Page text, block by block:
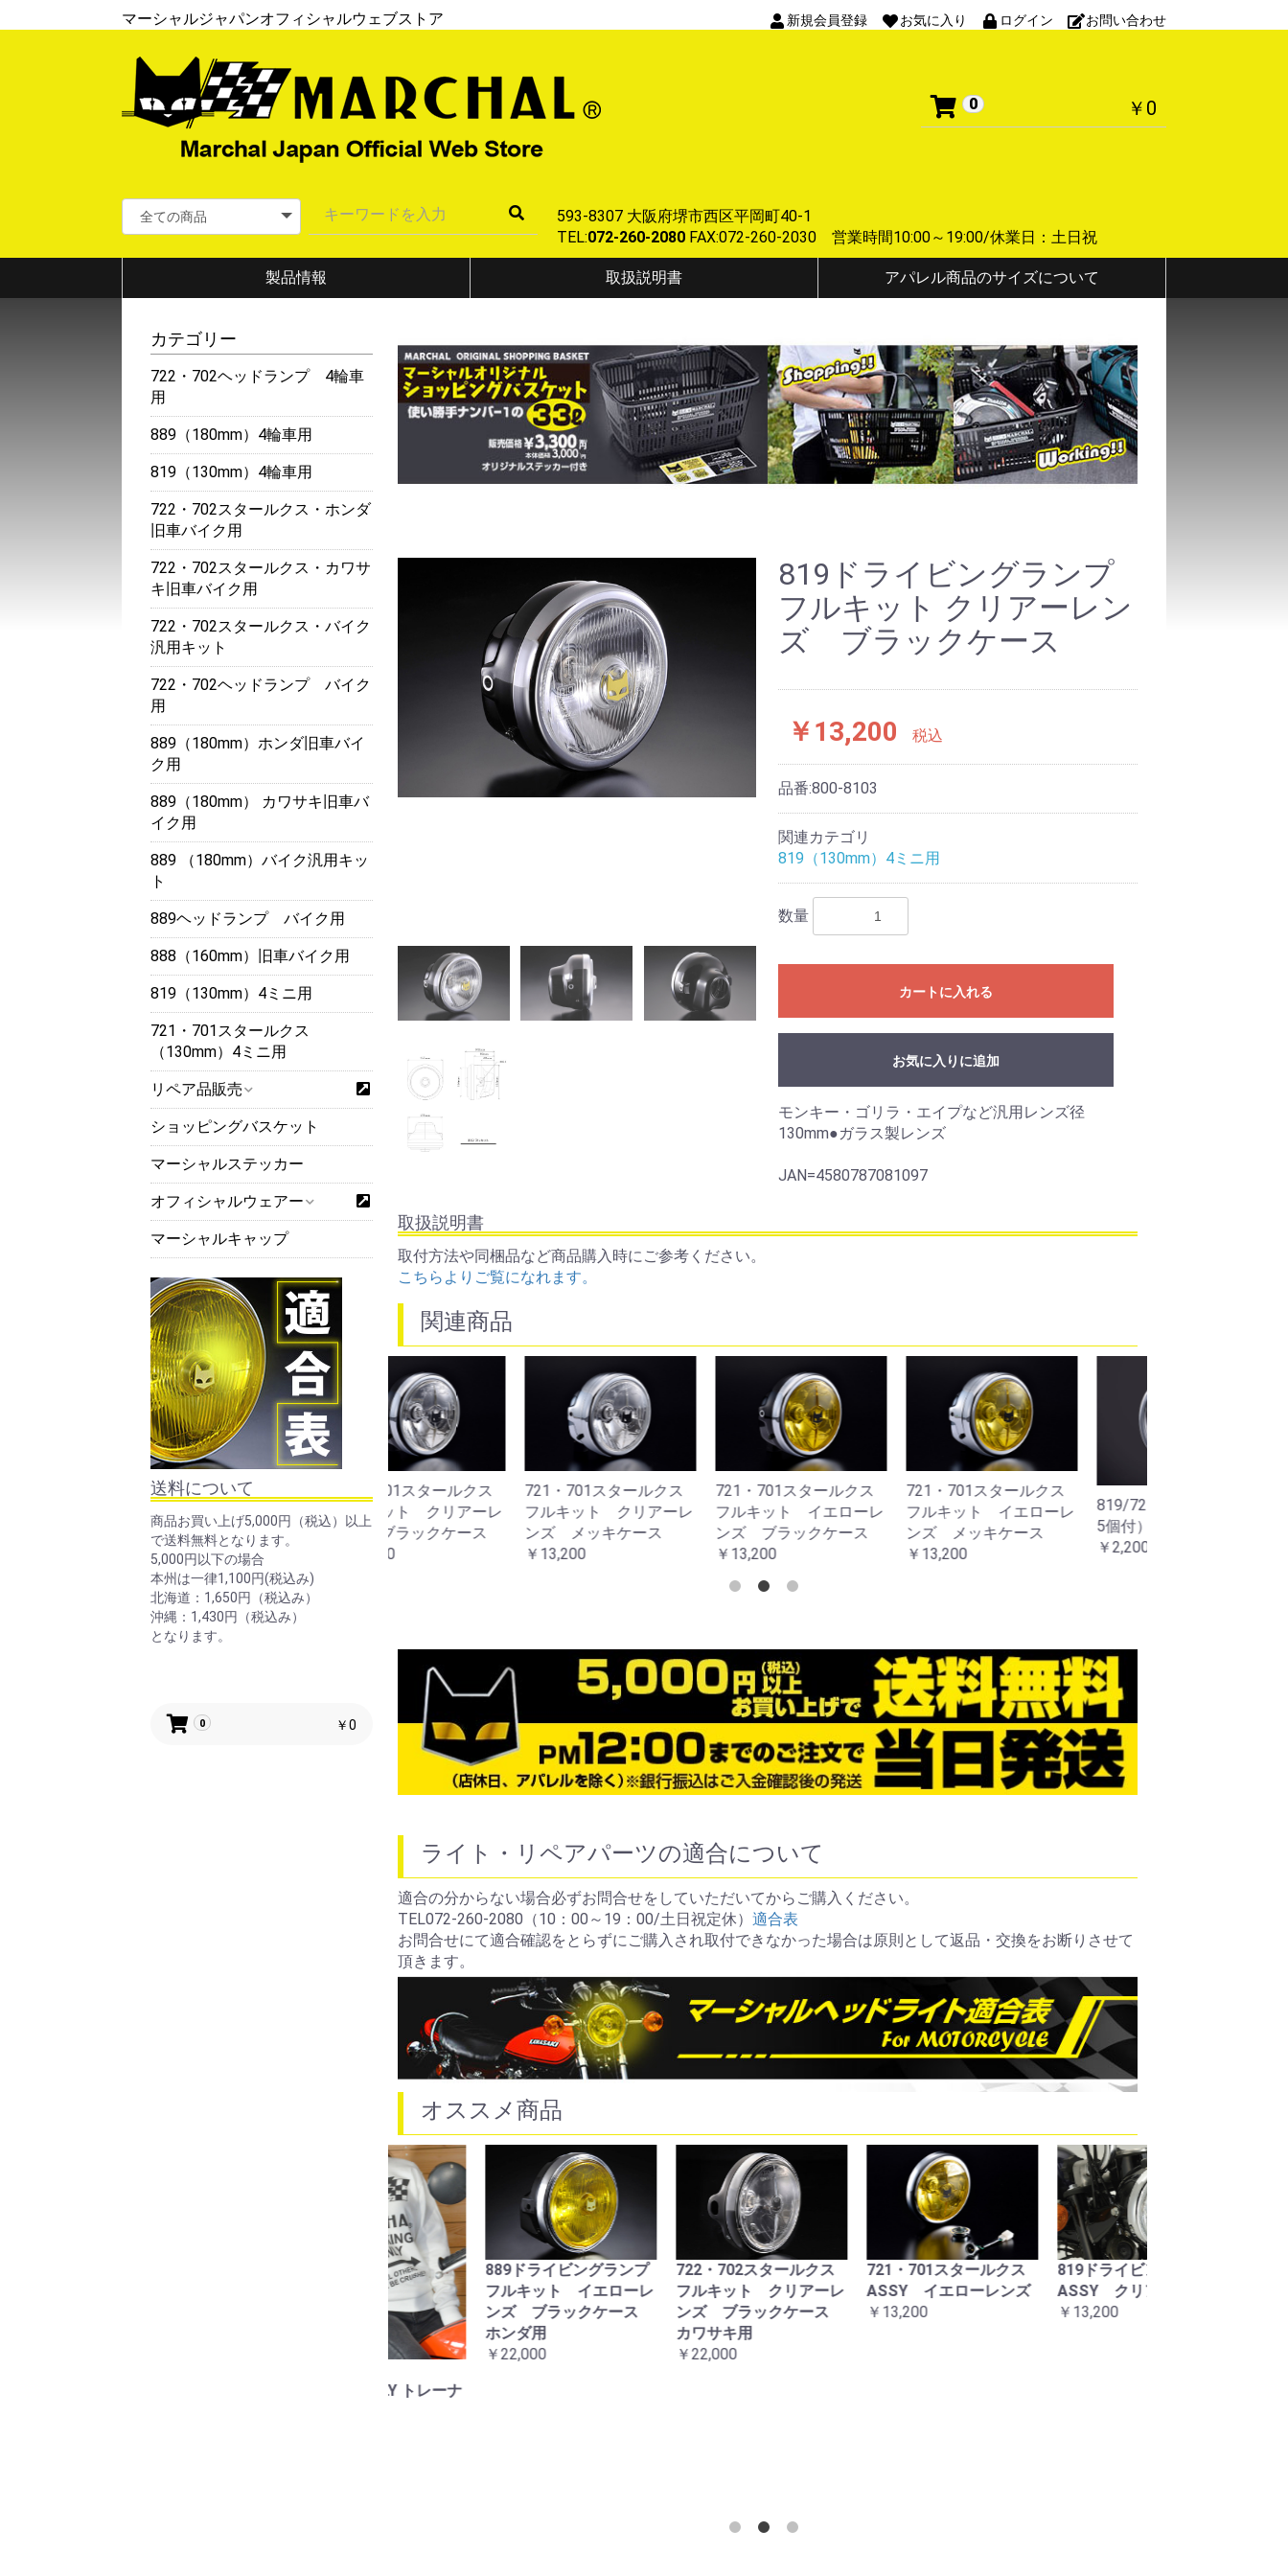
マーシャルジャパンオフィシャルウェブストア 新規会員登録 お気に入り ログイン お問い合わせ
0 ￥0
593-8307 大阪府堺市西区平岡町40-1
TEL:072-260-2080 FAX:072-260-2030 営業時間10:00～19:00/休業日：土日祝
製品情報 取扱説明書 アパレル商品のサイズについて
カテゴリー
722・702ヘッドランプ 4輪車
用
889（180mm）4輪車用
819（130mm）4輪車用
722・702スタールクス・ホンダ
旧車バイク用
722・702スタールクス・カワサ
キ旧車バイク用
722・702スタールクス・バイク
汎用キット
722・702ヘッドランプ バイク
用
889（180mm）ホンダ旧車バイ
ク用
889（180mm） カワサキ旧車バ
イク用
889 （180mm）バイク汎用キッ
ト
889ヘッドランプ バイク用
888（160mm）旧車バイク用
819（130mm）4ミニ用
721・701スタールクス
（130mm）4ミニ用
リペア品販売
ショッピングバスケット
マーシャルステッカー
オフィシャルウェアー
マーシャルキャップ
送料について
商品お買い上げ5,000円（税込）以上
で送料無料となります。
5,000円以下の場合
本州は一律1,100円(税込み)
北海道：1,650円（税込み）
沖縄：1,430円（税込み）
となります。
0 ￥0
819ドライビングランプ
フルキット クリアーレン
ズ ブラックケース
￥13,200 税込
品番:800-8103
関連カテゴリ
819（130mm）4ミニ用
数量
カートに入れる
お買い物を続ける カートへ進む
お気に入りに追加
モンキー・ゴリラ・エイプなど汎用レンズ径
130mm●ガラス製レンズ
JAN=4580787081097
取扱説明書
取付方法や同梱品など商品購入時にご参考ください。
こちらよりご覧になれます。
関連商品
819ドライビングランプ
フルキット イエローレ
ンズ メッキケース
721・701スタールクス
フルキット クリアーレ
ンズ ブラックケース
￥13,200
721・701スタールクス
フルキット クリアーレ
ンズ メッキケース
721・701スタールクス
フルキット イエローレ
ンズ ブラックケース
721・701スタールクス
フルキット イエローレ
ンズ メッキケース
819/721リム（クリップ
5個付）
ライト・リペアパーツの適合について
適合の分からない場合必ずお問合せをしていただいてからご購入ください。
TEL072-260-2080（10：00～19：00/土日祝定休） 適合表
お問合せにて適合確認をとらずにご購入され取付できなかった場合は原則として返品・交換をお断りさせて
頂きます。
オススメ商品
889ドライビングランプ
フルキット イエローレ
ンズ ブラックケース
ホンダ用
￥22,000
722・702スタールクス
フルキット クリアーレ
ンズ ブラックケース
721・701スタールクス
ASSY イエローレンズ
￥13,200
819ドライビングランプ
ASSY クリアーレンズ